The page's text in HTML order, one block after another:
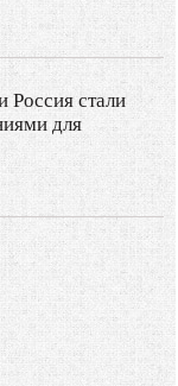
Россия стали
для